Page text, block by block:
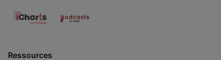
Ressources